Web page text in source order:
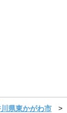
県東かがわ市